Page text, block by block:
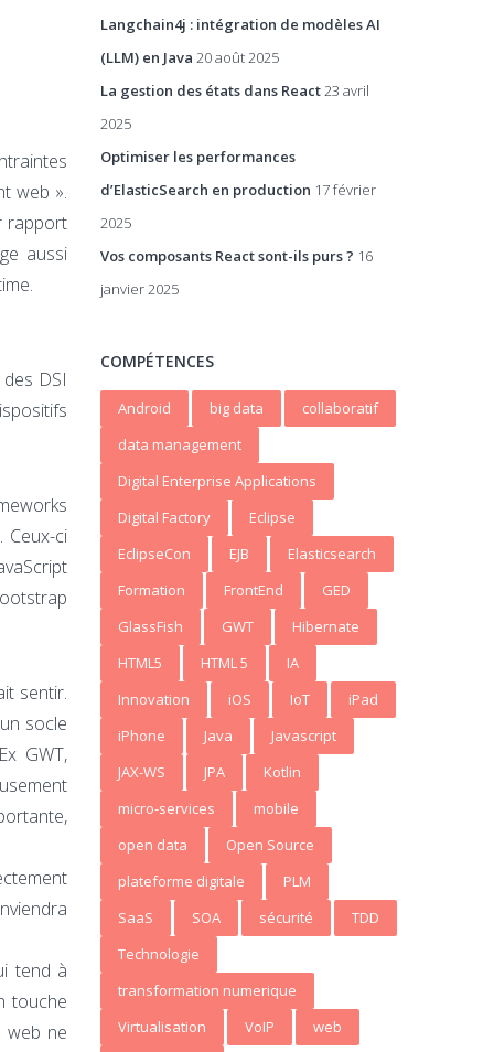
web ».
rapport
aussi
DSI
Ceux-ci
sentir.
socle
GWT,
tend à
touche
web ne
Langchain4j : intégration de modèles AI
(LLM) en Java 20 août 2025
La gestion des états dans React23 avril
2025
Optimiser les performances
d’ElasticSearch en production 17 février
2025
Vos composants React sont-ils purs ? 16
janvier 2025
COMPÉTENCES
Android big data
collaboratif
data management
Digital Enterprise Applications
Digital Factory
Eclipse
EclipseCon
EJB
Elasticsearch
Formation
FrontEnd
GED
GlassFish
GWT
Hibernate
HTML5
HTML 5
IA
Innovation
iOS IoT
iPad
iPhone
Java
Javascript
JAX-WS
JPA
Kotlin
micro-services
mobile
open data
Open Source
plateforme digitale
PLM
SaaS
SOA sécurité
TDD
Technologie
transformation numerique
Virtualisation
VoIP
web